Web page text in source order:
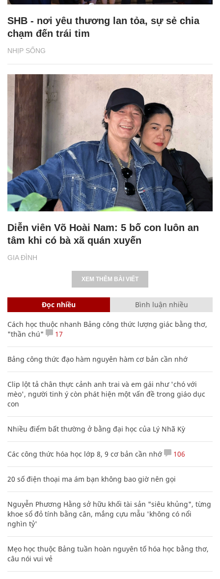
NHỊP SỐNG
SHB - nơi yêu thương lan tỏa, sự sẻ chia
chạm đến trái tim
GIA ĐÌNH
Diễn viên Võ Hoài Nam: 5 bố con luôn an
tâm khi có bà xã quán xuyến
XEM THÊM BÀI VIẾT
Đọc nhiều Bình luận nhiều
Cách học thuộc nhanh Bảng công thức lượng giác bằng thơ,
"thần chú"
17
Bảng công thức đạo hàm nguyên hàm cơ bản cần nhớ
Clip lột tả chân thực cảnh anh trai và em gái như 'chó với
mèo', người tinh ý còn phát hiện một vấn đề trong giáo dục
con
Nhiều điểm bất thường ở bằng đại học của Lý Nhã Kỳ
Các công thức hóa học lớp 8, 9 cơ bản cần nhớ 106
20 số điện thoại ma ám bạn không bao giờ nên gọi
Nguyễn Phương Hằng sở hữu khối tài sản "siêu khủng", từng
khoe sổ đỏ tính bằng cân, mắng cựu mẫu 'không có nổi
nghìn tỷ'
Mẹo học thuộc Bảng tuần hoàn nguyên tố hóa học bằng thơ,
câu nói vui vẻ